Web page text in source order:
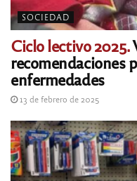
SOCIEDAD
Ciclo lectivo 2025.
recomendaciones
enfermedades
13 de febrero de 2025